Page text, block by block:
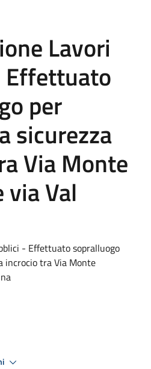
Lavori
per
sicurezza
Via Monte
via Val
- Effettuato sopralluogo
incrocio tra Via Monte